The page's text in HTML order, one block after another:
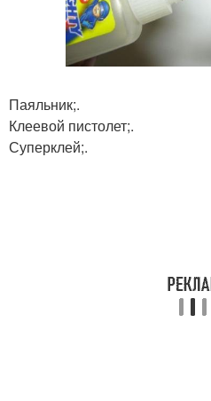
Паяльник;.
Клеевой пистолет;.
Суперклей;.